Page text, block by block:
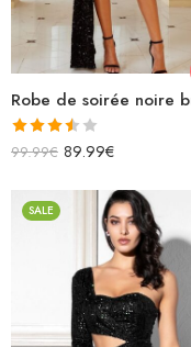
Note
99.99€ 89.99€
SALE